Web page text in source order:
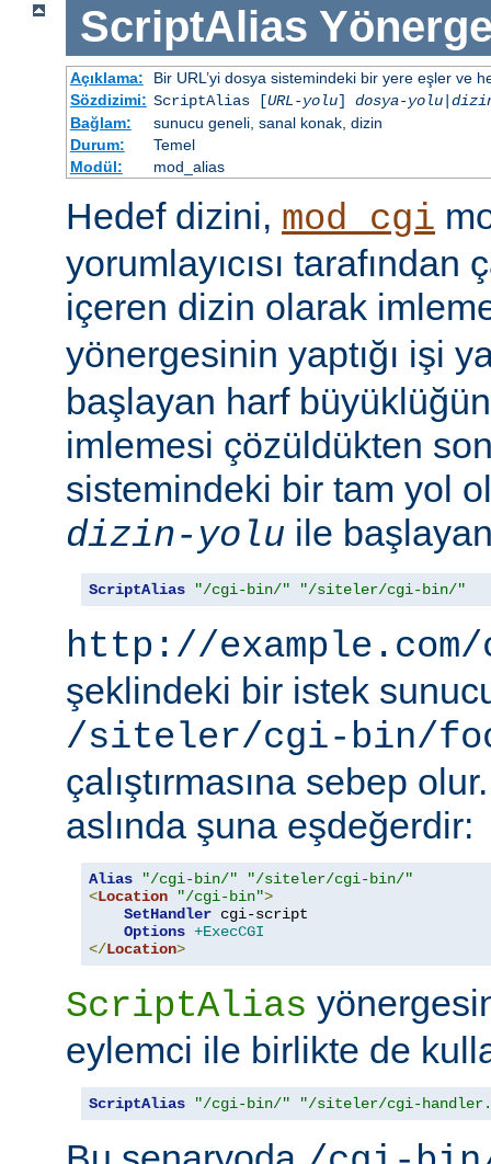
ScriptAlias
Açıklama:
Bir URL’yi dosya sistemindeki bir yere eşler ve
Sözdizimi: ScriptAlias [URL-yolu] dosya-yolu|
Bağlam:
sunucu geneli, sanal konak, dizin
Durum:
Temel
Modül:
mod_alias
Hedef dizini, mod_cgi
yorumlayıcısı tarafından
içeren dizin olarak
yönergesinin yaptığı işi
başlayan harf
imlemesi çözüldükten
sistemindeki bir tam yol
dizin-yolu ile
ScriptAlias "/cgi-bin/" "/siteler/cgi-bin/"
http://
şeklindeki bir istek
/siteler/cgi-bin/
çalıştırmasına sebep
aslında şuna eşdeğerdir:
Alias "/cgi-bin/"
"/siteler/cgi-bin/"
<Location "/cgi-bin">
SetHandler cgi-script
Options +ExecCGI
</Location>
ScriptAlias
eylemci ile birlikte de
ScriptAlias "/cgi-bin/" "/siteler/cgi-